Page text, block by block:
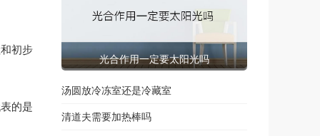
初步
的是
光合作用一定要太阳光吗
汤圆放冷冻室还是冷藏室
清道夫需要加热棒吗